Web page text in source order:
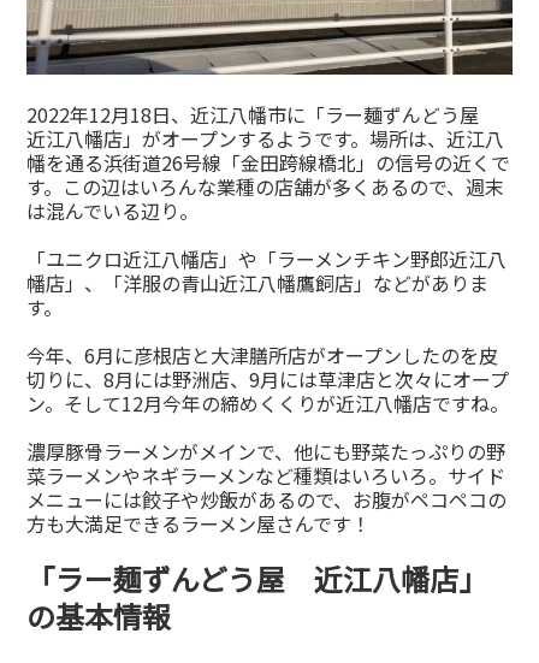
2022年12月18日、近江八幡市に「ラー麺ずんどう屋
近江八幡店」がオープンするようです。場所は、近江八
幡を通る浜街道26号線「金田跨線橋北」の信号の近くで
す。この辺はいろんな業種の店舗が多くあるので、週末
は混んでいる辺り。
「ユニクロ近江八幡店」や「ラーメンチキン野郎近江八
幡店」、「洋服の青山近江八幡鷹飼店」などがありま
す。
今年、6月に彦根店と大津膳所店がオープンしたのを皮
切りに、8月には野洲店、9月には草津店と次々にオープ
ン。そして12月今年の締めくくりが近江八幡店ですね。
濃厚豚骨ラーメンがメインで、他にも野菜たっぷりの野
菜ラーメンやネギラーメンなど種類はいろいろ。サイド
メニューには餃子や炒飯があるので、お腹がペコペコの
方も大満足できるラーメン屋さんです！
「ラー麺ずんどう屋 近江八幡店」
の基本情報